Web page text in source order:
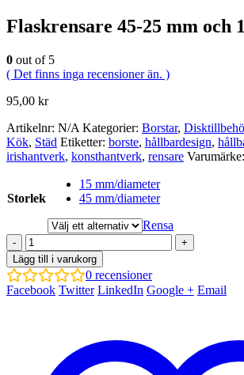
Flaskrensare 45-25 mm och
0 out of 5
( Det finns inga recensioner än. )
95,00 kr
Artikelnr: N/A Kategorier: Borstar,
Kök, Städ Etiketter: borste, hållbardesign,
irishantverk, konsthantverk, rensare Varumärke:
Storlek
15 mm/diameter
45 mm/diameter
Rensa
-
+
Lägg till i varukorg
0 recensioner
Facebook Twitter LinkedIn Google + Email